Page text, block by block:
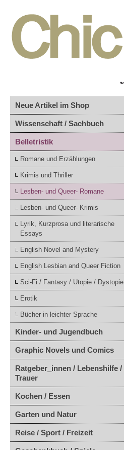
Neue Artikel im Shop
Wissenschaft / Sachbuch
Belletristik
Romane und Erzählungen
Krimis und Thriller
Lesben- und Queer- Romane
Lesben- und Queer- Krimis
Lyrik, Kurzprosa und literarische
Essays
English Novel and Mystery
English Lesbian and Queer Fiction
Sci-Fi / Fantasy / Utopie / Dystopie
Erotik
Bücher in leichter Sprache
Kinder- und Jugendbuch
Graphic Novels und Comics
Ratgeber_innen / Lebenshilfe /
Trauer
Kochen / Essen
Garten und Natur
Reise / Sport / Freizeit